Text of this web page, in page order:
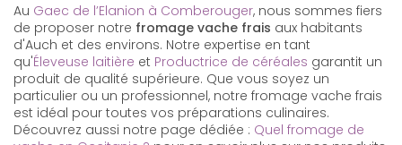
Au Gaec de l’Elanion à Comberouger, nous sommes fiers
de proposer notre fromage vache frais aux habitants
d'Auch et des environs. Notre expertise en tant
qu'Éleveuse laitière et Productrice de céréales garantit un
produit de qualité supérieure. Que vous soyez un
particulier ou un professionnel, notre fromage vache frais
est idéal pour toutes vos préparations culinaires.
Découvrez aussi notre page dédiée : Quel fromage de